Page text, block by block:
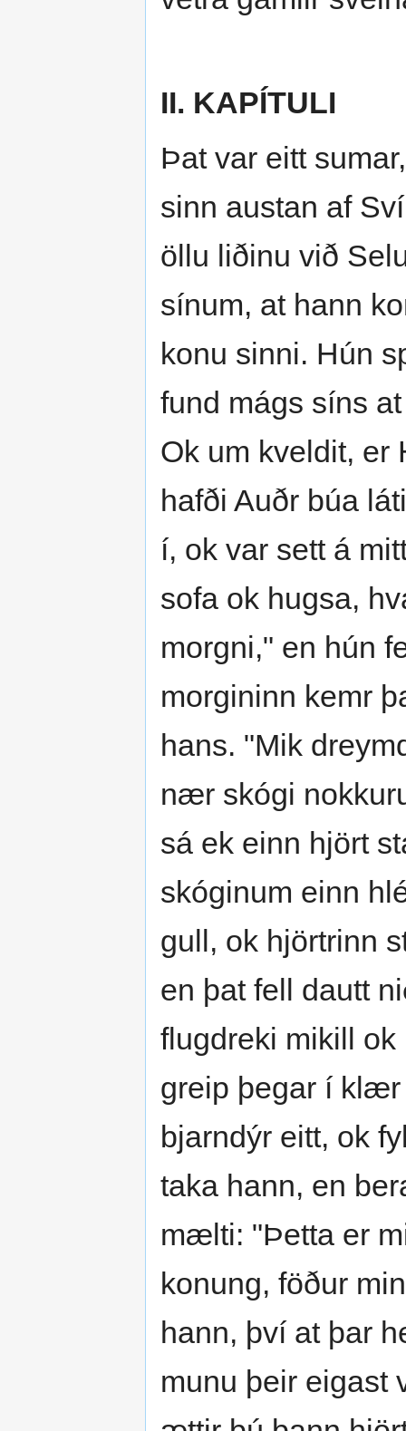
II. KAPÍTULI
Þat var eitt
sinn austan af
öllu liðinu við
sínum, at hann
konu sinni. Hún
fund mágs síns
Ok um kveldit, er
hafði Auðr búa
í, ok var sett á
sofa ok hugsa,
morgni," en hún
morgininn kemr
hans. "Mik
nær skógi
sá ek einn hjört
skóginum einn
gull, ok hjörtrinn
en þat fell dautt
flugdreki mikill ok
greip þegar í
bjarndýr eitt, ok
taka hann, en
mælti: "Þetta er
konung, föður
hann, því at þar
munu þeir eigast